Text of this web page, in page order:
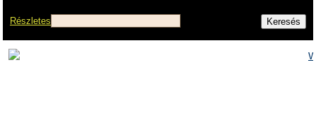
Részletes